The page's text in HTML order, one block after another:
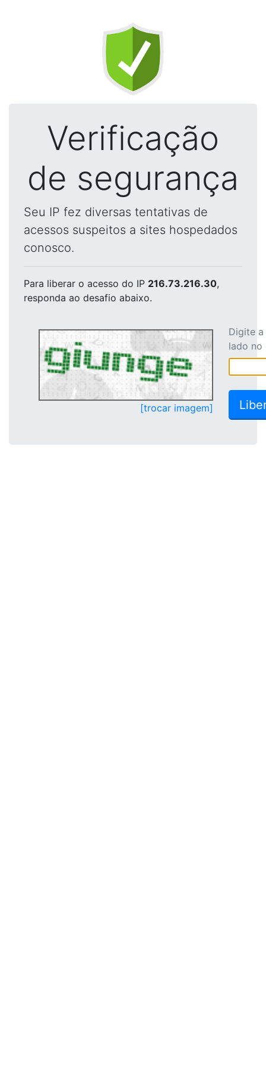
Verificação
de segurança
Seu IP fez diversas tentativas de
acessos suspeitos a sites hospedados
conosco.
Para liberar o acesso do IP 216.73.216.30,
responda ao desafio abaixo.
[trocar imagem]
Digite
lado no